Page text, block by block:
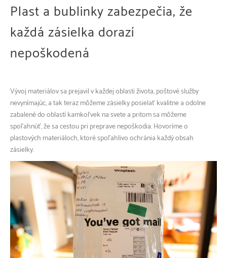
Plast a bublinky zabezpečia, že
každá zásielka dorazí
nepoškodená
Vývoj materiálov sa prejavil v každej oblasti života, poštové služby
nevynímajúc, a tak teraz môžeme zásielky posielať kvalitne a odolne
zabalené do oblastí kamkoľvek na svete a pritom sa môžeme
spoľahnúť, že sa cestou pri preprave nepoškodia. Hovoríme o
plastových materiáloch, ktoré spoľahlivo ochránia každý obsah
zásielky.